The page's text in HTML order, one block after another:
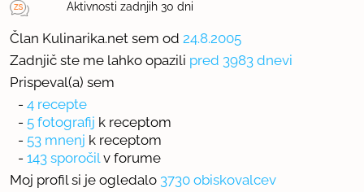
Aktivnosti zadnjih 30 dni
Član Kulinarika.net sem od 24.8.2005
Zadnjič ste me lahko opazili pred 3983 dnevi
Prispeval(a) sem
- 4 recepte
- 5 fotografij k receptom
- 53 mnenj k receptom
- 143 sporočil v forume
Moj profil si je ogledalo 3730 obiskovalcev